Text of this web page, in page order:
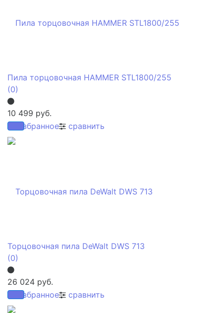
избранное сравнить
Пила торцовочная HAMMER STL1800/255
(0)
10 499 руб.
избранное сравнить
Торцовочная пила DeWalt DWS 713
(0)
26 024 руб.